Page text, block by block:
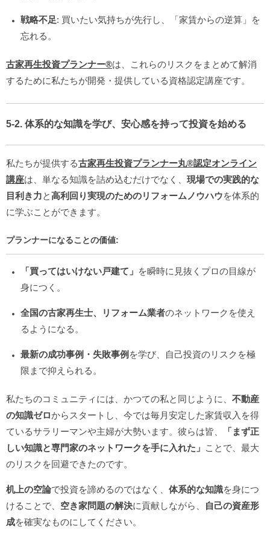
戦略不足: 買いたい気持ちが先行し、「家賃からの逆算」を
忘れる。
古家再生投資プランナー®️は、これらのリスクをまとめて解消
するために私たちが開発・提供している資格認定講座です。
5-2. 体系的な知識を学び、安心感を持って投資を始める
私たちが提供する古家再生投資プランナー丸®️認定オンライン
講座は、単なる知識を詰め込むだけでなく、 現場での実践的な
目利き力と高利回り実現のためのリフォームノウハウを体系的
に学ぶことができます。
プランナーになることの価値:
「買ってはいけない戸建て」 を瞬時に見抜くプロの目線が
身につく。
全国の古家再生士、リフォーム業者のネットワークを使え
るようになる。
最新の成功事例・失敗事例 を学び、自己投資のリスクを極
限まで抑えられる。
私たちのコミュニティには、かつての私と同じように、 不動産
の知識ゼロからスタートし、今では毎月安定した家賃収入を得
ているサラリーマンや主婦が大勢います。彼らは皆、
「まず正
しい知識と専門家のネットワークを手に入れた」 ことで、最大
のリスクを回避できたのです。
机上の空論で投資を諦めるのではなく、 体系的な知識を身につ
けることで、 空き家問題の解決に貢献しながら、
自己の資産形
成を確実なものにしてください。